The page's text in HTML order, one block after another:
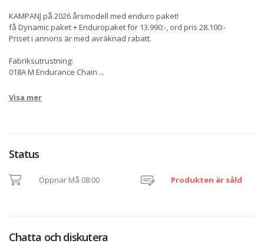
KAMPANJ på 2026 årsmodell med enduro paket!
få Dynamic paket + Enduropaket för 13.990:-, ord pris 28.100:-
Priset i annons är med avräknad rabatt.
Fabriksutrustning:
018A M Endurance Chain ...
Visa mer
Status
Öppnar Må 08:00 Produkten är såld
Chatta och diskutera